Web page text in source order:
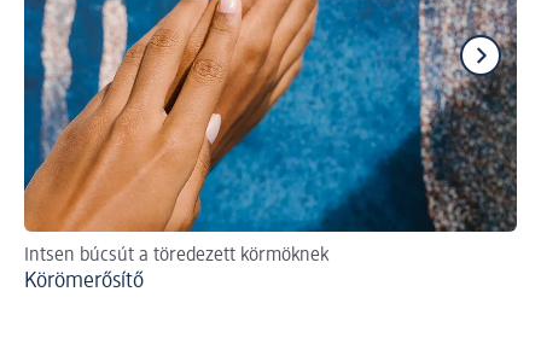
Intsen búcsút a töredezett körmöknek
Körömerősítő